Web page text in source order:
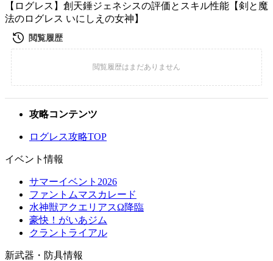
【ログレス】創天錘ジェネシスの評価とスキル性能【剣と魔
法のログレス いにしえの女神】
攻略コンテンツ
ログレス攻略TOP
イベント情報
サマーイベント2026
ファントムマスカレード
水神獣アクエリアスΩ降臨
豪快！がいあジム
クラントライアル
新武器・防具情報